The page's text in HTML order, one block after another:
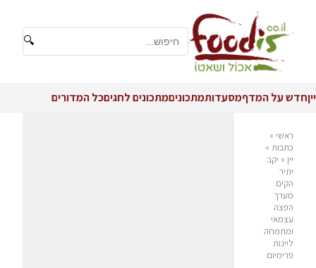
🔍
ייןחדש על המדףמסעדותמתכוניםמתכונים לחגיםכל המדורים
ראשי »
כתבות »
יין » יקב
יתיר
הקים
מערך
הפצה
עצמאי
ומתמחה
ליינות
פרימיום